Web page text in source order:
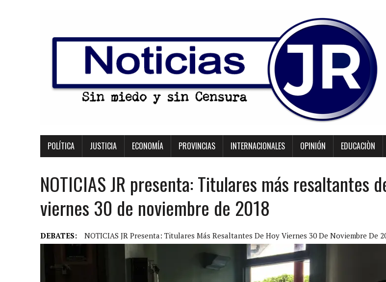
POLÍTICA JUSTICIA ECONOMÍA PROVINCIAS INTERNACIONALES OPINIÓN EDUCACIÒN
NOTICIAS JR presenta: Titulares más resaltantes
viernes 30 de noviembre de 2018
DEBATES: NOTICIAS JR Presenta: Titulares Más Resaltantes De Hoy Viernes 30 De Noviembre De